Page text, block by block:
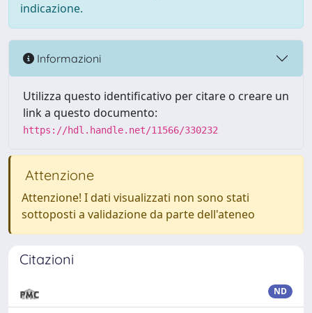
indicazione.
Informazioni
Utilizza questo identificativo per citare o creare un
link a questo documento:
https://hdl.handle.net/11566/330232
Attenzione
Attenzione! I dati visualizzati non sono stati
sottoposti a validazione da parte dell'ateneo
Citazioni
ND